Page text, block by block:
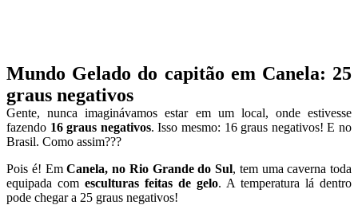
Mundo Gelado do capitão em Canela: 25
graus negativos
Gente, nunca imaginávamos estar em um local, onde estivesse
fazendo 16 graus negativos. Isso mesmo: 16 graus negativos! E no
Brasil. Como assim???
Pois é! EmCanela, no Rio Grande do Sul, tem uma caverna toda
equipada com esculturas feitas de gelo. A temperatura lá dentro
pode chegar a 25 graus negativos!